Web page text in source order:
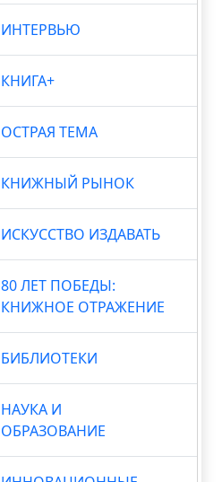
ИНТЕРВЬЮ
КНИГА+
ОСТРАЯ ТЕМА
КНИЖНЫЙ РЫНОК
ИСКУССТВО ИЗДАВАТЬ
80 ЛЕТ ПОБЕДЫ:
КНИЖНОЕ ОТРАЖЕНИЕ
БИБЛИОТЕКИ
НАУКА И
ОБРАЗОВАНИЕ